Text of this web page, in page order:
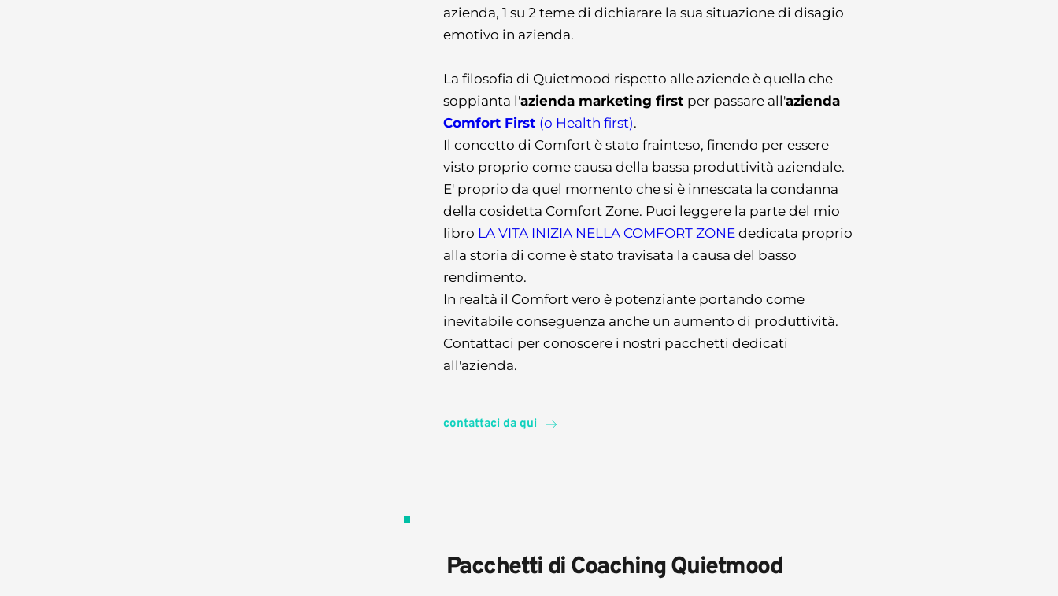
azienda, 1 su 2 teme di dichiarare la sua situazione di disagio
emotivo in azienda.
La filosofia di Quietmood rispetto alle aziende è quella che
soppianta l'azienda marketing first per passare all'
Comfort First (o Health first).
Il concetto di Comfort è stato frainteso, finendo per essere
visto proprio come causa della bassa produttività aziendale.
E' proprio da quel momento che si è innescata la condanna
della cosidetta Comfort Zone. Puoi leggere la parte del mio
libro LA VITA INIZIA NELLA COMFORT ZONE dedicata proprio
alla storia di come è stato travisata la causa del basso
rendimento.
In realtà il Comfort vero è potenziante portando come
inevitabile conseguenza anche un aumento di produttività.
Contattaci per conoscere i nostri pacchetti dedicati
all'azienda.
contattaci da qui
Pacchetti di Coaching Quietmood